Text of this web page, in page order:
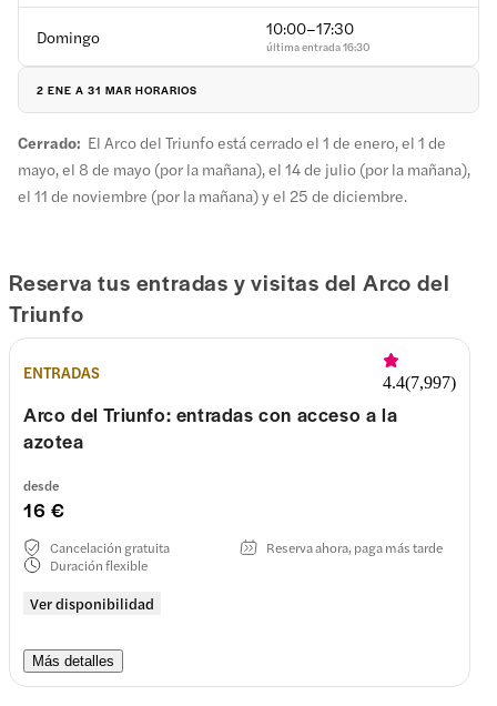
Domingo 10:00–17:30
última entrada16:30
2 ENE A 31 MAR HORARIOS
Lunes 10:00–22:30
última entrada21:45
Martes 11:00–22:30
Jueves
Viernes
Sábado 10:00–22:30
Domingo
Cerrado: El Arco del Triunfo está cerrado el 1 de enero, el 1 de
mayo, el 8 de mayo (por la mañana), el 14 de julio (por la mañana),
el 11 de noviembre (por la mañana) y el 25 de diciembre.
Reserva tus entradas y visitas del Arco del
Triunfo
ENTRADAS 4.4(7,997)
Arco del Triunfo: entradas con acceso a la
azotea
desde
16 €
Ver disponibilidad
Cancelación gratuita
Reserva ahora, paga más tarde
Duración flexible
Más detalles